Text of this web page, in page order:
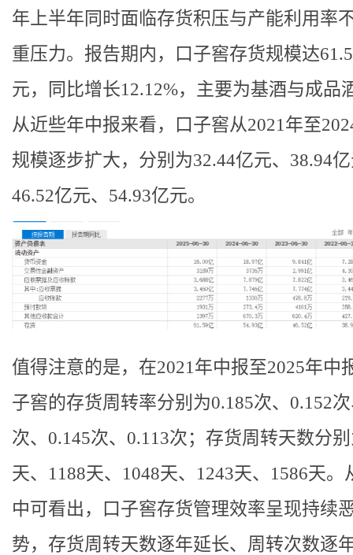
年上半年同时面临存货积压与产能利用率
重压力。报告期内，口子窖存货规模达
元，同比增长12.12%，主要为基酒与成品
从近些年中报来看，口子窖从2021年至
规模逐步扩大，分别为32.44亿元、38.94
46.52亿元、54.93亿元。
值得注意的是，在2021年中报至2025年中
子窖的存货周转率分别为0.185次、0.152
次、0.145次、0.113次；存货周转天数分
天、1188天、1048天、1243天、1586天。
中可看出，口子窖存货管理效率呈现持续
势，存货周转天数逐年延长、周转次数逐